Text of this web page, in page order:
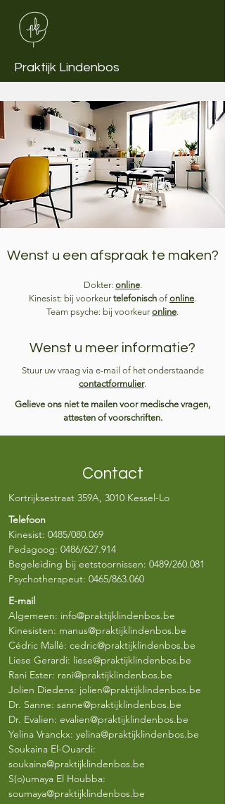
Praktijk Lindenbos
Wenst u een afspraak te maken?
Dokter: online.
Kinesist: bij voorkeur telefonisch of online.
Team psyche: bij voorkeur online.
Wenst u meer informatie?
Stuur uw vraag via e-mail of het onderstaande
contactformulier.
Gelieve ons niet te mailen voor medische vragen,
attesten of voorschriften.
Contact
Kortrijksestraat 359A, 3010 Kessel-Lo
Telefoon
Kinesist: 0485/080.069
Pedagoog: 0486/627.914
Begeleiding bij eetstoornissen: 0489/260.081
Psychotherapeut: 0465/863.060
E-mail
Algemeen: info@praktijklindenbos.be
Kinesisten: manus@praktijklindenbos.be
Cédric Mallé: cedric@praktijklindenbos.be
Liese Gerardi: liese@praktijklindenbos.be
Rani Ester: rani@praktijklindenbos.be
Jolien Diedens: jolien@praktijklindenbos.be
Dr. Sanne: sanne@praktijklindenbos.be
Dr. Evalien: evalien@praktijklindenbos.be
Yelina Vranckx: yelina@praktijklindenbos.be
Soukaina El-Ouardi:
soukaina@praktijklindenbos.be
S(o)umaya El Houbba:
soumaya@praktijklindenbos.be